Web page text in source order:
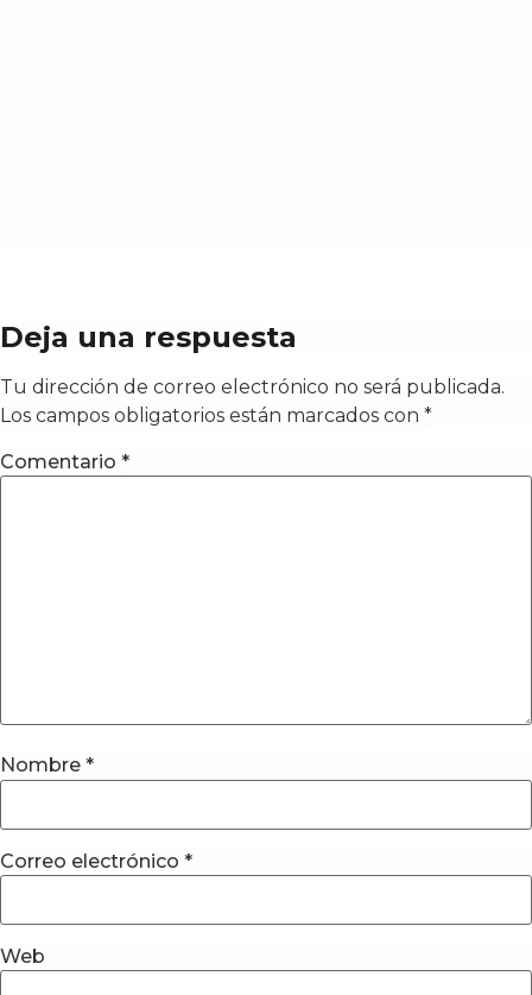
Deja una respuesta
Tu dirección de correo electrónico no será publicada.
Los campos obligatorios están marcados con *
Comentario *
Nombre *
Correo electrónico *
Web